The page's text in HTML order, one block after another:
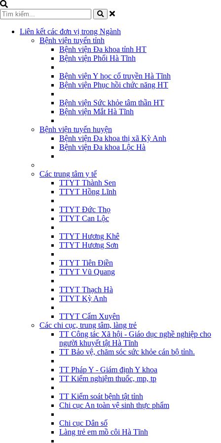
Liên kết các đơn vị trong Ngành
Bệnh viện tuyến tỉnh
Bệnh viện Đa khoa tỉnh HT
Bệnh viện Phổi Hà Tĩnh
Bệnh viện Y học cổ truyền Hà Tĩnh
Bệnh viện Phục hồi chức năng HT
Bệnh viện Sức khỏe tâm thần HT
Bệnh viện Mắt Hà Tĩnh
Bệnh viện tuyến huyện
Bệnh viện Đa khoa thị xã Kỳ Anh
Bệnh viện Đa khoa Lộc Hà
Các trung tâm y tế
TTYT Thành Sen
TTYT Hồng Lĩnh
TTYT Đức Thọ
TTYT Can Lộc
TTYT Hương Khê
TTYT Hương Sơn
TTYT Tiên Điền
TTYT Vũ Quang
TTYT Thạch Hà
TTYT Kỳ Anh
TTYT Cẩm Xuyên
Các chi cục, trung tâm, làng trẻ
TT Công tác Xã hội - Giáo dục nghề nghiệp cho
người khuyết tật Hà Tĩnh
TT Bảo vệ, chăm sóc sức khỏe cán bộ tỉnh.
TT Pháp Y - Giám định Y khoa
TT Kiểm nghiệm thuốc, mp, tp
TT Kiểm soát bệnh tật tỉnh
Chi cục An toàn vệ sinh thực phẩm
Chi cục Dân số
Làng trẻ em mồ côi Hà Tĩnh